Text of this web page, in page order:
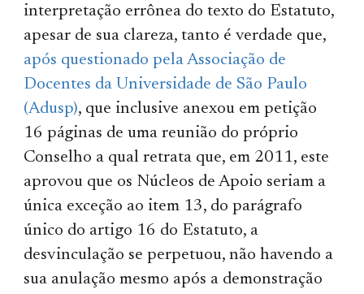
interpretação errônea do texto do Estatuto,
apesar de sua clareza, tanto é verdade que,
após questionado pela Associação de
Docentes da Universidade de São Paulo
(Adusp), que inclusive anexou em petição
16 páginas de uma reunião do próprio
Conselho a qual retrata que, em 2011, este
aprovou que os Núcleos de Apoio seriam a
única exceção ao item 13, do parágrafo
único do artigo 16 do Estatuto, a
desvinculação se perpetuou, não havendo a
sua anulação mesmo após a demonstração